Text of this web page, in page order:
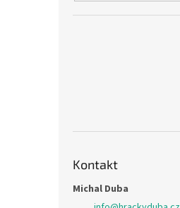
Kontakt
Michal Duba